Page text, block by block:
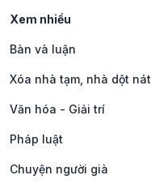
Xem nhiều
Bàn và luận
Xóa nhà tạm, nhà dột nát
Văn hóa - Giải trí
Pháp luật
Chuyện người già